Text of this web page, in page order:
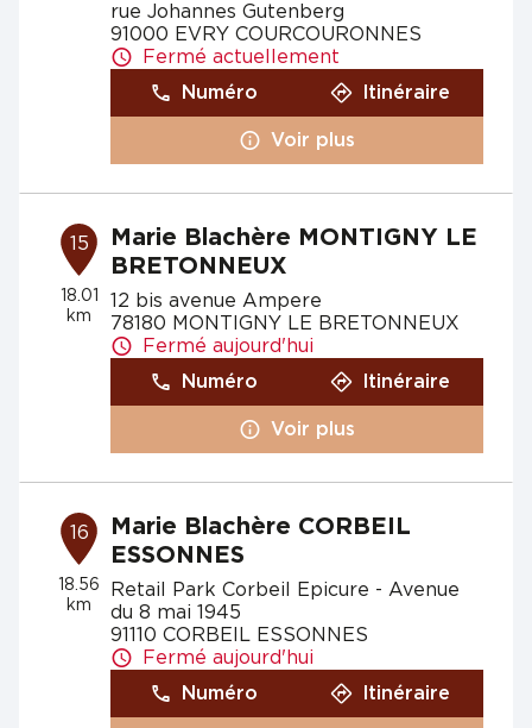
rue Johannes Gutenberg
91000 EVRY COURCOURONNES
Fermé actuellement
Numéro
Itinéraire
Voir plus
15
18.01
km
Marie Blachère MONTIGNY LE
BRETONNEUX
12 bis avenue Ampere
78180 MONTIGNY LE BRETONNEUX
Fermé aujourd'hui
Numéro
Itinéraire
Voir plus
16
18.56
km
Marie Blachère CORBEIL
ESSONNES
Retail Park Corbeil Epicure - Avenue
du 8 mai 1945
91110 CORBEIL ESSONNES
Fermé aujourd'hui
Numéro
Itinéraire